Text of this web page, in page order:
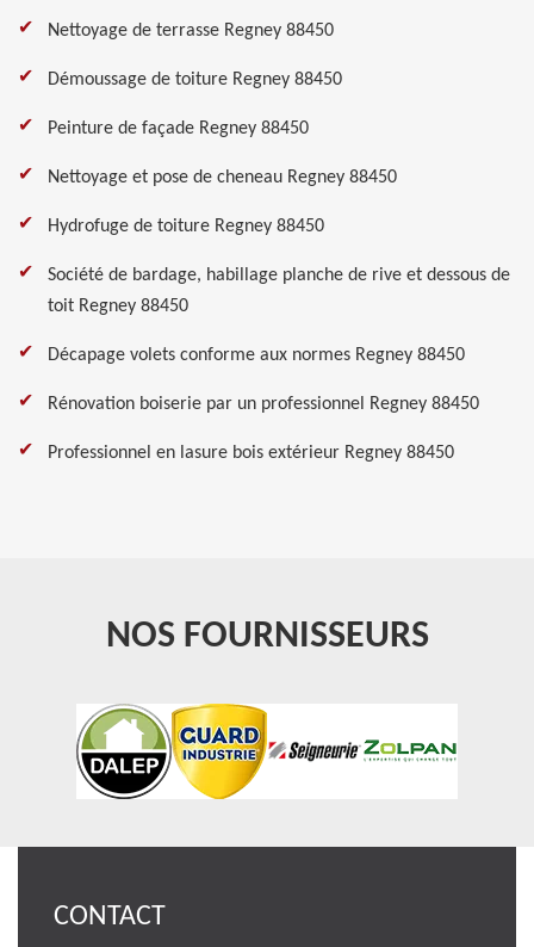
Nettoyage de terrasse Regney 88450
Démoussage de toiture Regney 88450
Peinture de façade Regney 88450
Nettoyage et pose de cheneau Regney 88450
Hydrofuge de toiture Regney 88450
Société de bardage, habillage planche de rive et dessous de
toit Regney 88450
Décapage volets conforme aux normes Regney 88450
Rénovation boiserie par un professionnel Regney 88450
Professionnel en lasure bois extérieur Regney 88450
NOS FOURNISSEURS
CONTACT